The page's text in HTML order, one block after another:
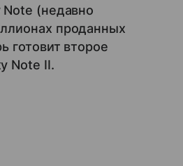
Note (недавно
проданных
готовит второе
Note II.